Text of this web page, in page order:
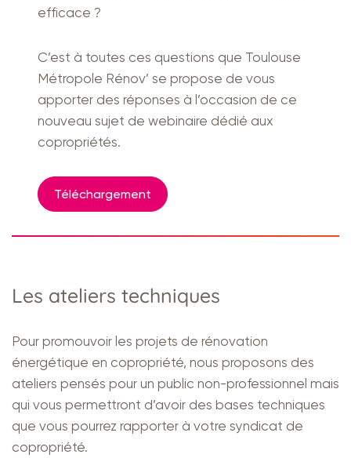
efficace ?
C’est à toutes ces questions que Toulouse
Métropole Rénov’ se propose de vous
apporter des réponses à l’occasion de ce
nouveau sujet de webinaire dédié aux
copropriétés.
Téléchargement
Les ateliers techniques
Pour promouvoir les projets de rénovation
énergétique en copropriété, nous proposons des
ateliers pensés pour un public non-professionnel mais
qui vous permettront d’avoir des bases techniques
que vous pourrez rapporter à votre syndicat de
copropriété.